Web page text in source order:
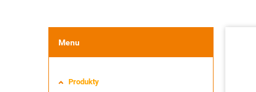
Menu
Produkty